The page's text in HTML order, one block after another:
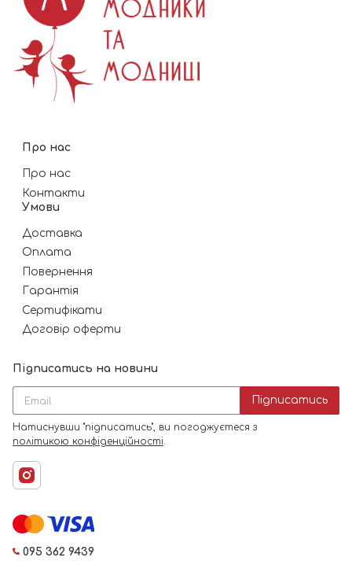
Про нас
Про нас
Контакти
Умови
Доставка
Оплата
Повернення
Гарантія
Сертифікати
Договір оферти
Підписатись на новини
Підписатись
Натиснувши "підписатись", ви погоджуєтеся з
політикою конфіденційності.
095 362 9439